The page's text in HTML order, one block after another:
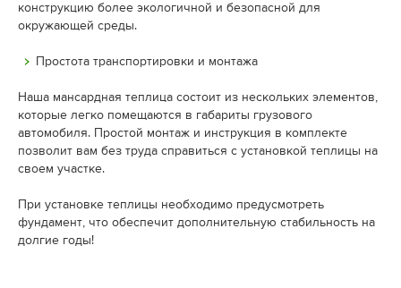
конструкцию более экологичной и безопасной для
окружающей среды.
Простота транспортировки и монтажа
Наша мансардная теплица состоит из нескольких элементов,
которые легко помещаются в габариты грузового
автомобиля. Простой монтаж и инструкция в комплекте
позволит вам без труда справиться с установкой теплицы на
своем участке.
При установке теплицы необходимо предусмотреть
фундамент, что обеспечит дополнительную стабильность на
долгие годы!